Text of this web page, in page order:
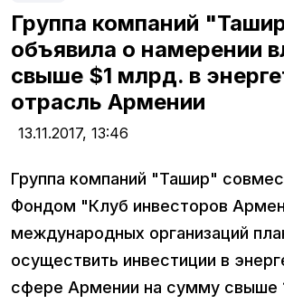
Группа компаний
объявила о намерении
свыше $1 млрд. в
отрасль Армении
13.11.2017, 13:46
Группа компаний "Ташир"
Фондом "Клуб инвесторов
международных организаций
осуществить инвестиции в
сфере Армении на сумму свыше